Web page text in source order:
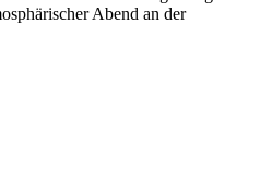
Abend an der